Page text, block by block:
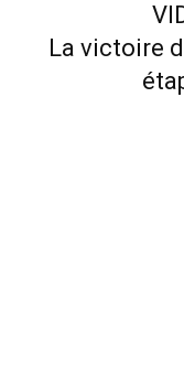
La victoire